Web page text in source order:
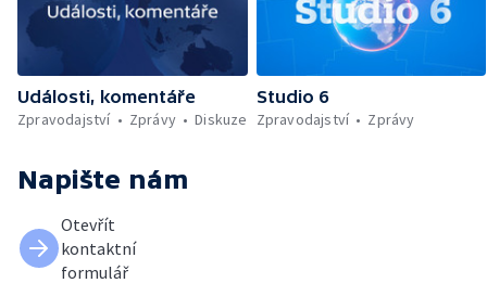
Události, komentáře
Zpravodajství
Zprávy Diskuze
Studio 6
Zpravodajství
Zprávy
Napište nám
Otevřít
kontaktní
formulář